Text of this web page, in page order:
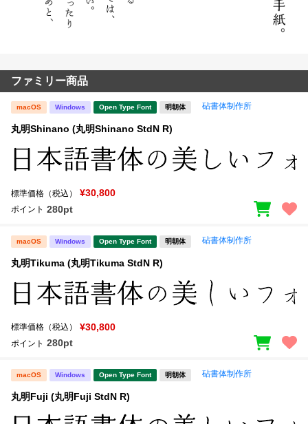
ファミリー商品
macOS Windows Open Type Font 明朝体 砧書体制作所
丸明Shinano (丸明Shinano StdN R)
標準価格（税込） ¥30,800
ポイント 280pt
macOS Windows Open Type Font 明朝体 砧書体制作所
丸明Tikuma (丸明Tikuma StdN R)
標準価格（税込） ¥30,800
ポイント 280pt
macOS Windows Open Type Font 明朝体 砧書体制作所
丸明Fuji (丸明Fuji StdN R)